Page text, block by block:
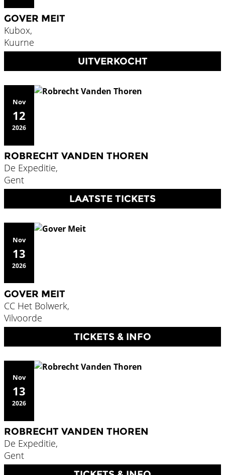
GOVER MEIT
Kubox,
Kuurne
UITVERKOCHT
Nov
12
2026
ROBRECHT VANDEN THOREN
De Expeditie,
Gent
LAATSTE TICKETS
Nov
13
2026
GOVER MEIT
CC Het Bolwerk,
Vilvoorde
TICKETS & INFO
Nov
13
2026
ROBRECHT VANDEN THOREN
De Expeditie,
Gent